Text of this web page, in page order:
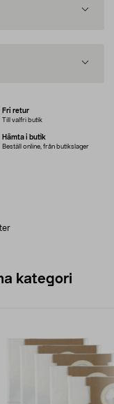
Fri retur
Till valfri butik
Hämta i butik
Beställ online, från butikslager
kategori